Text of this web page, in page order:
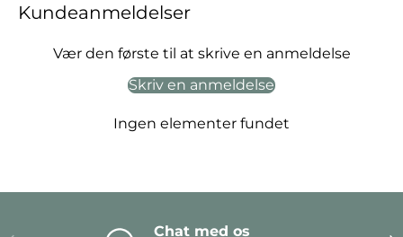
Kundeanmeldelser
Vær den første til at skrive en anmeldelse
Skriv en anmeldelse
Ingen elementer fundet
Chat med os